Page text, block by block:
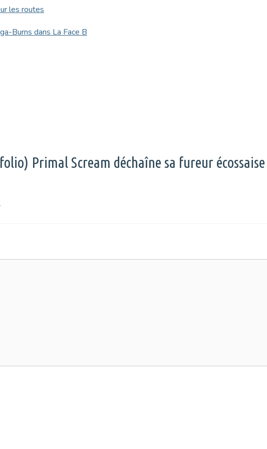
les routes
Burns dans La Face B
Primal Scream déchaîne sa fureur